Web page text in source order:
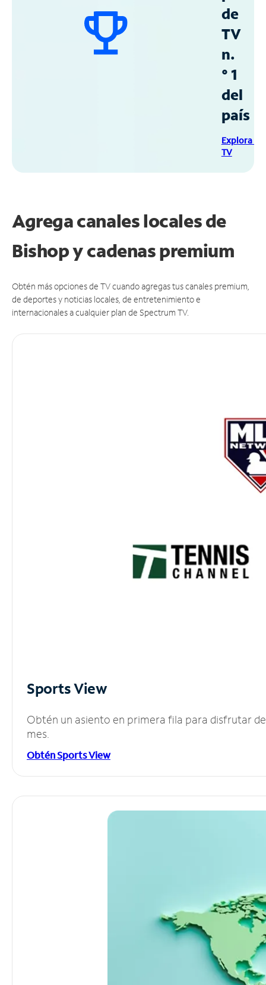
de
TV
n.
° 1
del
país
Explora
TV
Agrega canales locales de
Bishop y cadenas premium
Obtén más opciones de TV cuando agregas tus canales premium,
de deportes y noticias locales, de entretenimiento e
internacionales a cualquier plan de Spectrum TV.
Sports View
Obtén un asiento en primera fila para disfrutar
mes.
Obtén Sports View